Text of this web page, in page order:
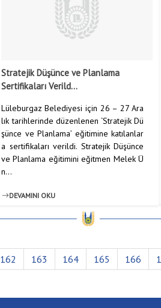
Stratejik Düşünce ve Planlama
Sertifikaları Verild...
Lüleburgaz Belediyesi için 26 – 27 Ara
lık tarihlerinde düzenlenen ‘Stratejik Dü
şünce ve Planlama’ eğitimine katılanlar
a sertifikaları verildi. Stratejik Düşünce
ve Planlama eğitimini eğitmen Melek Ü
n...
DEVAMINI OKU
162 163 164 165 166